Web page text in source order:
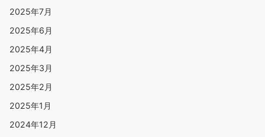
2025年7月
2025年6月
2025年4月
2025年3月
2025年2月
2025年1月
2024年12月